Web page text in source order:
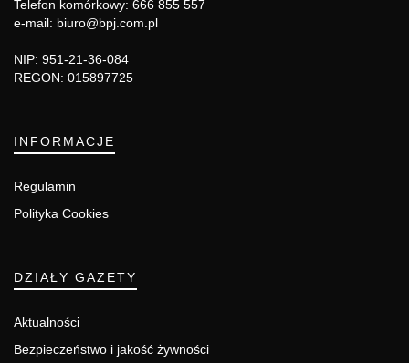
Telefon komórkowy: 666 855 557
e-mail: biuro@bpj.com.pl
NIP: 951-21-36-084
REGON: 015897725
INFORMACJE
Regulamin
Polityka Cookies
DZIAŁY GAZETY
Aktualności
Bezpieczeństwo i jakość żywności